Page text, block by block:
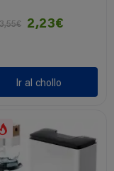
3,55€
2,23€
Ir al chollo